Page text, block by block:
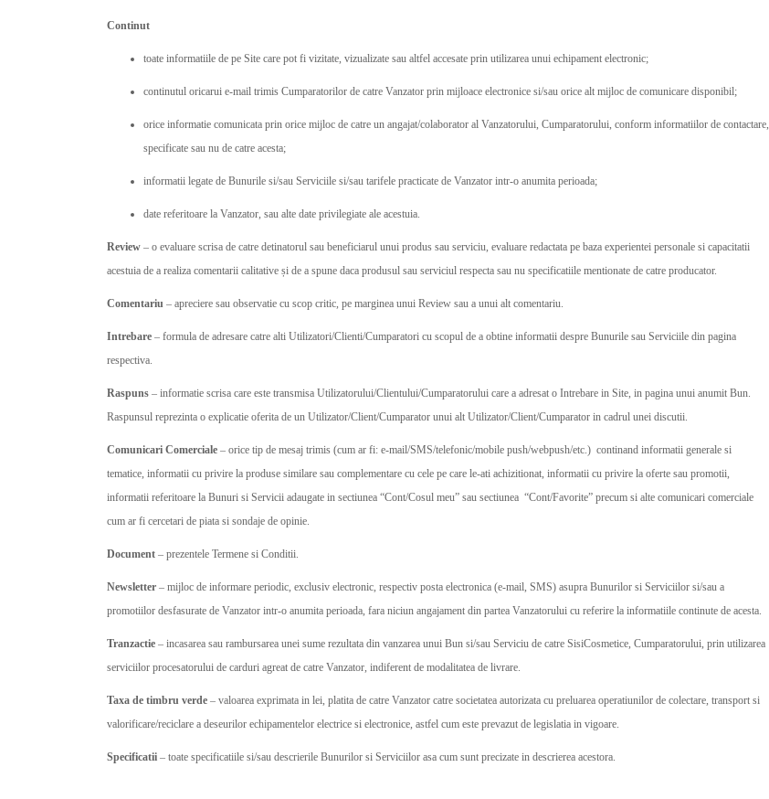
Continut
toate informatiile de pe Site care pot fi vizitate, vizualizate sau altfel accesate prin utilizarea unui echipament electronic;
continutul oricarui e-mail trimis Cumparatorilor de catre Vanzator prin mijloace electronice si/sau orice alt mijloc de comunicare disponibil;
orice informatie comunicata prin orice mijloc de catre un angajat/colaborator al Vanzatorului, Cumparatorului, conform informatiilor de contactare,
specificate sau nu de catre acesta;
informatii legate de Bunurile si/sau Serviciile si/sau tarifele practicate de Vanzator intr-o anumita perioada;
date referitoare la Vanzator, sau alte date privilegiate ale acestuia.
Review – o evaluare scrisa de catre detinatorul sau beneficiarul unui produs sau serviciu, evaluare redactata pe baza experientei personale si capacitatii
acestuia de a realiza comentarii calitative și de a spune daca produsul sau serviciul respecta sau nu specificatiile mentionate de catre producator.
Comentariu – apreciere sau observatie cu scop critic, pe marginea unui Review sau a unui alt comentariu.
Intrebare – formula de adresare catre alti Utilizatori/Clienti/Cumparatori cu scopul de a obtine informatii despre Bunurile sau Serviciile din pagina
respectiva.
Raspuns – informatie scrisa care este transmisa Utilizatorului/Clientului/Cumparatorului care a adresat o Intrebare in Site, in pagina unui anumit Bun.
Raspunsul reprezinta o explicatie oferita de un Utilizator/Client/Cumparator unui alt Utilizator/Client/Cumparator in cadrul unei discutii.
Comunicari Comerciale – orice tip de mesaj trimis (cum ar fi: e-mail/SMS/telefonic/mobile push/webpush/etc.) continand informatii generale si
tematice, informatii cu privire la produse similare sau complementare cu cele pe care le-ati achizitionat, informatii cu privire la oferte sau promotii,
informatii referitoare la Bunuri si Servicii adaugate in sectiunea “Cont/Cosul meu” sau sectiunea “Cont/Favorite” precum si alte comunicari comerciale
cum ar fi cercetari de piata si sondaje de opinie.
Document – prezentele Termene si Conditii.
Newsletter – mijloc de informare periodic, exclusiv electronic, respectiv posta electronica (e-mail, SMS) asupra Bunurilor si Serviciilor si/sau a
promotiilor desfasurate de Vanzator intr-o anumita perioada, fara niciun angajament din partea Vanzatorului cu referire la informatiile continute de acesta.
Tranzactie – incasarea sau rambursarea unei sume rezultata din vanzarea unui Bun si/sau Serviciu de catre SisiCosmetice, Cumparatorului, prin utilizarea
serviciilor procesatorului de carduri agreat de catre Vanzator, indiferent de modalitatea de livrare.
Taxa de timbru verde – valoarea exprimata in lei, platita de catre Vanzator catre societatea autorizata cu preluarea operatiunilor de colectare, transport si
valorificare/reciclare a deseurilor echipamentelor electrice si electronice, astfel cum este prevazut de legislatia in vigoare.
Specificatii – toate specificatiile si/sau descrierile Bunurilor si Serviciilor asa cum sunt precizate in descrierea acestora.